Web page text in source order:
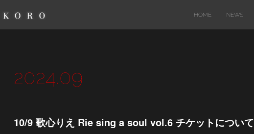
HOME NEWS
2024.09
10/9 歌心りえ Rie sing a soul vol.6 チケットについて